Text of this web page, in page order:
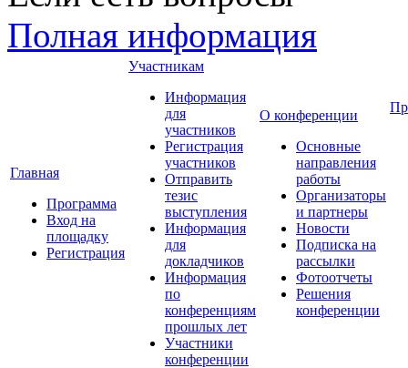
Полная информация
Главная
Программа
Вход на
площадку
Регистрация
Участникам
Информация
для
участников
Регистрация
участников
Отправить
тезис
выступления
Информация
для
докладчиков
Информация
по
конференциям
прошлых лет
Участники
конференции
О конференции
Основные
направления
работы
Организаторы
и партнеры
Новости
Подписка на
рассылки
Фотоотчеты
Решения
конференции